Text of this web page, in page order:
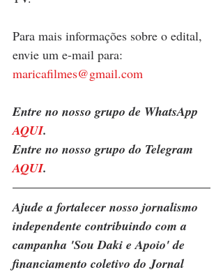
Para mais informações sobre o edital,
envie um e-mail para:
maricafilmes@gmail.com
Entre no nosso grupo de WhatsApp
AQUI.
Entre no nosso grupo do Telegram
AQUI.
Ajude a fortalecer nosso jornalismo
independente contribuindo com a
campanha 'Sou Daki e Apoio' de
financiamento coletivo do Jornal